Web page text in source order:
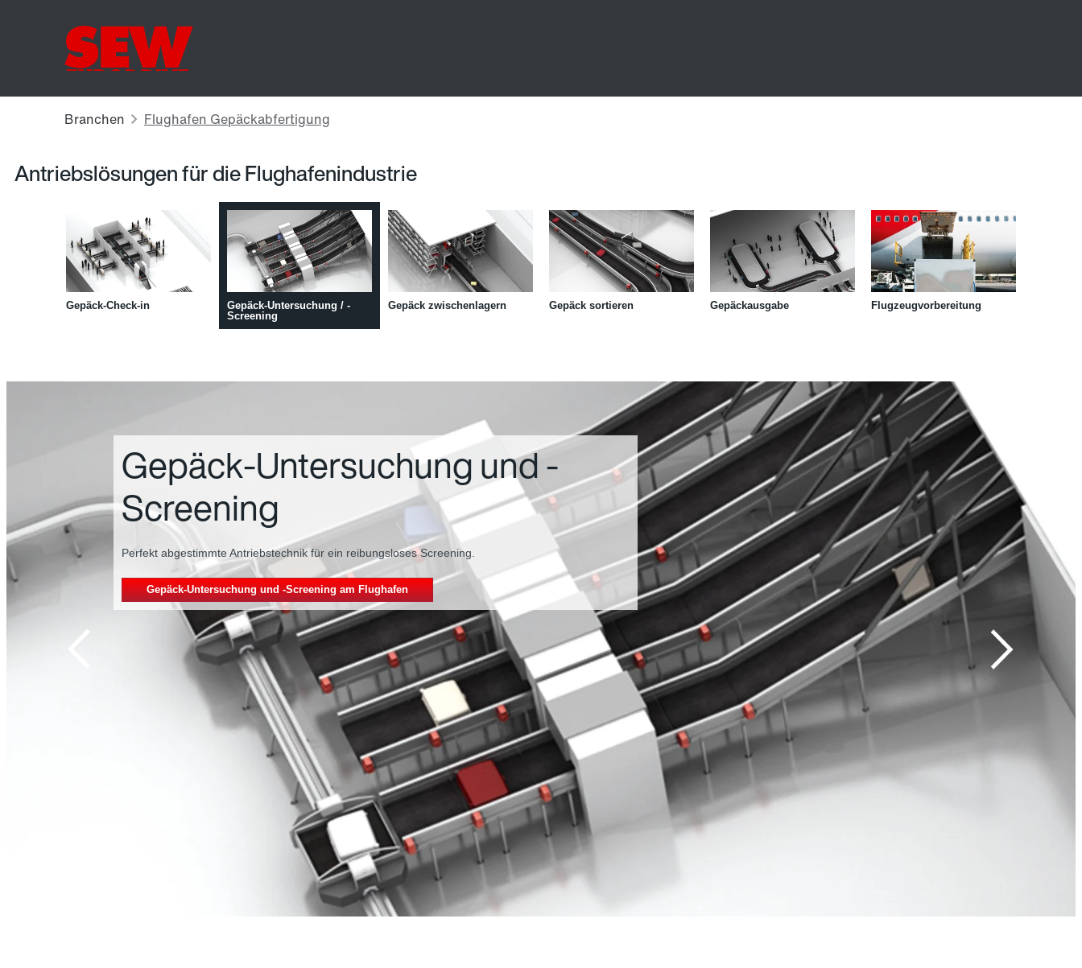
Antriebslösungen für die Flughafenindustrie
Gepäck-Check-in
Gepäck-Untersuchung / -
Screening
Gepäck zwischenlagern Gepäck sortieren Gepäckausgabe Flugzeugvorbereitung
Gepäck-Untersuchung und -
Screening
Perfekt abgestimmte Antriebstechnik für ein reibungsloses Screening.
Gepäck-Untersuchung und -Screening am Flughafen